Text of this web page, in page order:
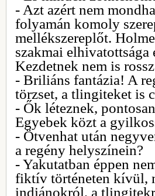
- Azt azért nem
folyamán komoly
mellékszereplőt.
szakmai
Kezdetnek nem is
- Briliáns fantázia! A
törzset, a tlingiteket is
- Ők léteznek,
Egyebek közt a
- Ötvenhat után
a regény helyszínein?
- Yakutatban éppen
fiktív történeten kívül,
indiánokról, a